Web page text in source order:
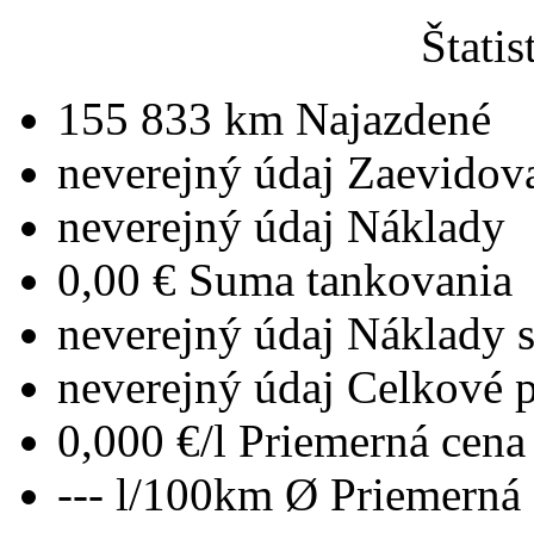
155 833 km Najazdené
neverejný údaj
neverejný údaj Náklady
0,00 € Suma tankovania
neverejný údaj Náklady
neverejný údaj Celkové
0,000 €/l Priemerná
--- l/100km Ø Priemerná